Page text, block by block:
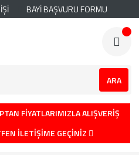
BAYİ BAŞVURU FORMU
ARA
FİYATLARIMIZLA ALIŞVERİŞ
İLETİŞİME GEÇİNİZ